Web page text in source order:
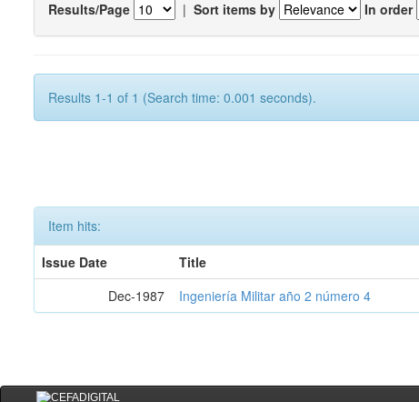
Results/Page | Sort items by In order
Results 1-1 of 1 (Search time: 0.001 seconds).
Item hits:
Issue Date
Title
Dec-1987
Ingeniería Militar año 2 número 4